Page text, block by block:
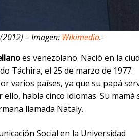
– Imagen: Wikimedia.-
es venezolano. Nació en la
Táchira, el 25 de marzo de 1977.
varios países, ya que su papá
habla cinco idiomas. Su mamá
llamada Nataly.
Social en la Universidad